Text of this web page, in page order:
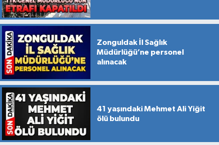
Zonguldak İl Sağlık
Müdürlüğü’ne personel
alınacak
41 yaşındaki Mehmet Ali Yiğit
ölü bulundu